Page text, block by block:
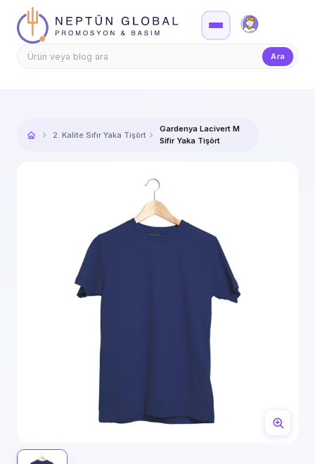
Firma Girişi
Ara
2. Kalite Sıfır Yaka Tişört
Gardenya Lacivert M
Sifir Yaka Tişört